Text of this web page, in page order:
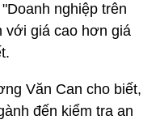
nghiệp trên
với giá cao hơn giá
Văn Can cho biết,
đến kiểm tra an